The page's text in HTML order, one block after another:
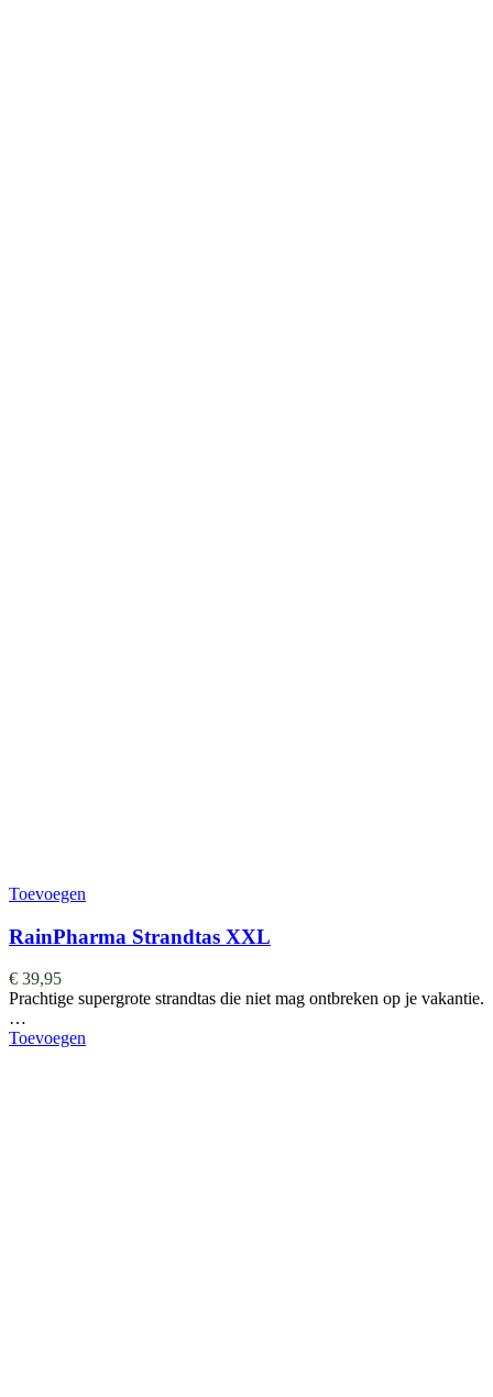
Toevoegen
RainPharma Strandtas XXL
€ 39,95
Prachtige supergrote strandtas die niet mag ontbreken op je vakantie.
…
Toevoegen